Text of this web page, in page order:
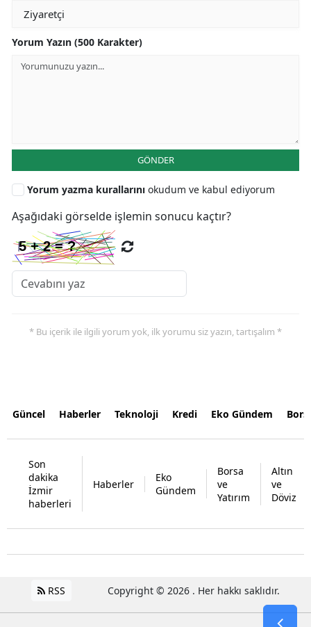
Yorum Yazın (500 Karakter)
GÖNDER
Yorum yazma kurallarını okudum ve kabul ediyorum
Aşağıdaki görselde işlemin sonucu kaçtır?
* Bu içerik ile ilgili yorum yok, ilk yorumu siz yazın, tartışalım *
Güncel Haberler Teknoloji Kredi Eko Gündem
Son
dakika
İzmir
haberleri
Haberler
Eko
Gündem
Borsa
ve
Yatırım
Altın
ve
Döviz
RSS Copyright © 2026 . Her hakkı saklıdır.